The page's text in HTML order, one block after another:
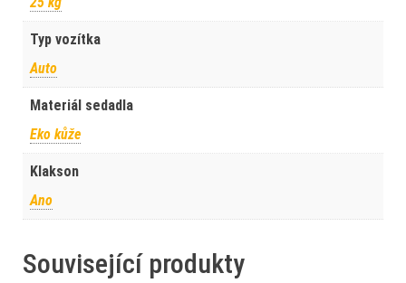
Typ vozítka
Auto
Materiál sedadla
Eko kůže
Klakson
Ano
Související produkty